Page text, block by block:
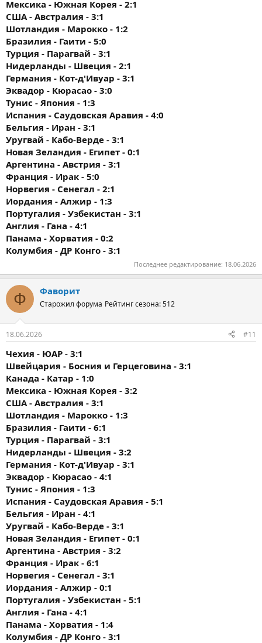
Мексика - Южная Корея - 2:1
США - Австралия - 3:1
Шотландия - Марокко - 1:2
Бразилия - Гаити - 5:0
Турция - Парагвай - 3:1
Нидерланды - Швеция - 2:1
Германия - Кот-д'Ивуар - 3:1
Эквадор - Кюрасао - 3:0
Тунис - Япония - 1:3
Испания - Саудовская Аравия - 4:0
Бельгия - Иран - 3:1
Уругвай - Кабо-Верде - 3:1
Новая Зеландия - Египет - 0:1
Аргентина - Австрия - 3:1
Франция - Ирак - 5:0
Норвегия - Сенегал - 2:1
Иордания - Алжир - 1:3
Португалия - Узбекистан - 3:1
Англия - Гана - 4:1
Панама - Хорватия - 0:2
Колумбия - ДР Конго - 3:1
Последнее редактирование: 18.06.2026
Ф Фаворит
Старожил форума Рейтинг сезона: 512
18.06.2026 #11
Чехия - ЮАР - 3:1
Швейцария - Босния и Герцеговина - 3:1
Канада - Катар - 1:0
Мексика - Южная Корея - 3:2
США - Австралия - 3:1
Шотландия - Марокко - 1:3
Бразилия - Гаити - 6:1
Турция - Парагвай - 3:1
Нидерланды - Швеция - 3:2
Германия - Кот-д'Ивуар - 3:1
Эквадор - Кюрасао - 4:1
Тунис - Япония - 1:3
Испания - Саудовская Аравия - 5:1
Бельгия - Иран - 4:1
Уругвай - Кабо-Верде - 3:1
Новая Зеландия - Египет - 0:1
Аргентина - Австрия - 3:2
Франция - Ирак - 6:1
Норвегия - Сенегал - 3:1
Иордания - Алжир - 0:1
Португалия - Узбекистан - 5:1
Англия - Гана - 4:1
Панама - Хорватия - 1:4
Колумбия - ДР Конго - 3:1